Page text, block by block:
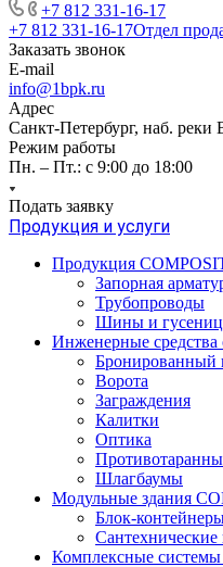
+7 812 331-16-17
+7 812 331-16-17Отдел
Заказать звонок
E-mail
info@1bpk.ru
Адрес
Санкт-Петербург, наб. реки
Режим работы
Пн. – Пт.: с 9:00 до 18:00
Подать заявку
Продукция и услуги
Продукция
Запорная
Трубопроводы
Шины и
Инженерные средства
Бронированный
Ворота
Заграждения
Калитки
Оптика
Шлагбаумы
Модульные здания
Блок-
Комплексные системы